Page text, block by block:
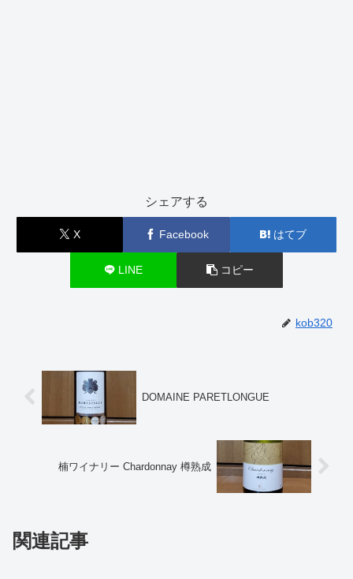
シェアする
X Facebook はてブ
LINE コピー
kob320
DOMAINE PARETLONGUE
楠ワイナリー Chardonnay 樽熟成
関連記事